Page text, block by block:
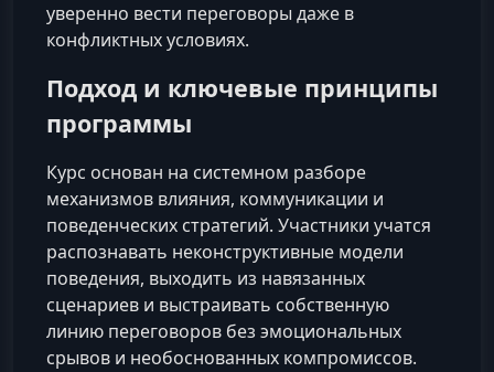
уверенно вести переговоры даже в
конфликтных условиях.
Подход и ключевые принципы
программы
Курс основан на системном разборе
механизмов влияния, коммуникации и
поведенческих стратегий. Участники учатся
распознавать неконструктивные модели
поведения, выходить из навязанных
сценариев и выстраивать собственную
линию переговоров без эмоциональных
срывов и необоснованных компромиссов.